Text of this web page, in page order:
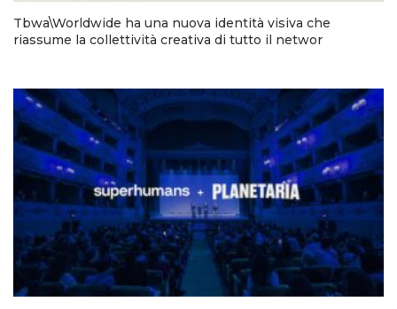
Tbwa\Worldwide ha una nuova identità visiva che
riassume la collettività creativa di tutto il networ